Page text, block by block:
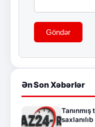
Göndər
Ən Son Xəbərlər
saxlanılıb